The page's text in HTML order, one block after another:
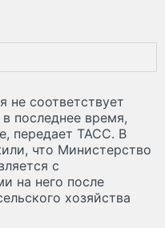
не соответствует
последнее время,
передает ТАСС. В
что Министерство
с
на него после
хозяйства